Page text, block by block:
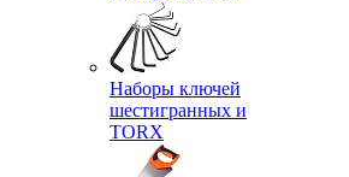
Наборы ключей
шестигранных и
TORX